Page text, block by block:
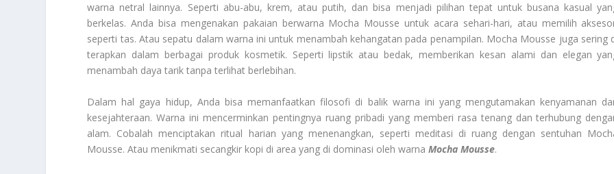
warna netral lainnya. Seperti abu-abu, krem, atau putih, dan bisa menjadi pilihan tepat untuk busana kasual
berkelas. Anda bisa mengenakan pakaian berwarna Mocha Mousse untuk acara sehari-hari, atau memilih
seperti tas. Atau sepatu dalam warna ini untuk menambah kehangatan pada penampilan. Mocha Mousse juga sering
terapkan dalam berbagai produk kosmetik. Seperti lipstik atau bedak, memberikan kesan alami dan elegan
menambah daya tarik tanpa terlihat berlebihan.
Dalam hal gaya hidup, Anda bisa memanfaatkan filosofi di balik warna ini yang mengutamakan kenyamanan
kesejahteraan. Warna ini mencerminkan pentingnya ruang pribadi yang memberi rasa tenang dan terhubung
alam. Cobalah menciptakan ritual harian yang menenangkan, seperti meditasi di ruang dengan sentuhan
Mousse. Atau menikmati secangkir kopi di area yang di dominasi oleh warnaMocha Mousse.